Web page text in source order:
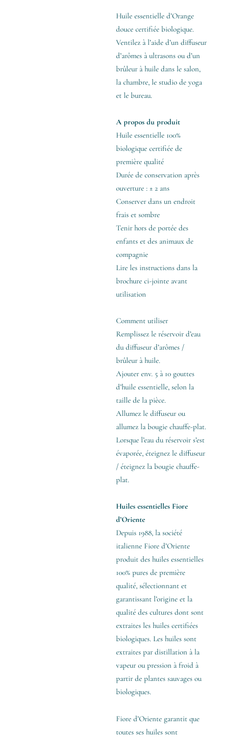
Huile essentielle d’Orange
douce certifiée biologique.
Ventilez à l’aide d’un diffuseur
d’arômes à ultrasons ou d’un
brûleur à huile dans le salon,
la chambre, le studio de yoga
et le bureau.
A propos du produit
Huile essentielle 100%
biologique certifiée de
première qualité
Durée de conservation après
ouverture : ± 2 ans
Conserver dans un endroit
frais et sombre
Tenir hors de portée des
enfants et des animaux de
compagnie
Lire les instructions dans la
brochure ci-jointe avant
utilisation
Comment utiliser
Remplissez le réservoir d’eau
du diffuseur d’arômes /
brûleur à huile.
Ajouter env. 5 à 10 gouttes
d’huile essentielle, selon la
taille de la pièce.
Allumez le diffuseur ou
allumez la bougie chauffe-plat.
Lorsque l’eau du réservoir s’est
évaporée, éteignez le diffuseur
/ éteignez la bougie chauffe-
plat.
Huiles essentielles Fiore
d’Oriente
Depuis 1988, la société
italienne Fiore d’Oriente
produit des huiles essentielles
100% pures de première
qualité, sélectionnant et
garantissant l’origine et la
qualité des cultures dont sont
extraites les huiles certifiées
biologiques. Les huiles sont
extraites par distillation à la
vapeur ou pression à froid à
partir de plantes sauvages ou
biologiques.
Fiore d’Oriente garantit que
toutes ses huiles sont